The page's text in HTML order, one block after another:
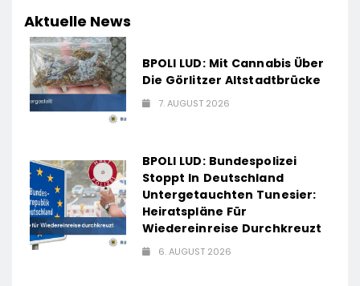
Aktuelle News
BPOLI LUD: Mit Cannabis Über
Die Görlitzer Altstadtbrücke
7. AUGUST 2026
BPOLI LUD: Bundespolizei
Stoppt In Deutschland
Untergetauchten Tunesier:
Heiratspläne Für
Wiedereinreise Durchkreuzt
6. AUGUST 2026